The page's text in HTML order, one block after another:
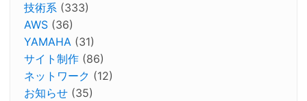
技術系 (333)
AWS (36)
YAMAHA (31)
サイト制作 (86)
ネットワーク (12)
お知らせ (35)